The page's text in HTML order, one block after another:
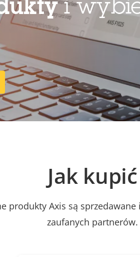
i
Jak kupić
produkty Axis są
zaufanych partnerów.